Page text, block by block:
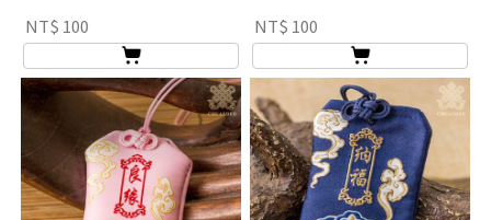
NT$ 100 NT$ 100